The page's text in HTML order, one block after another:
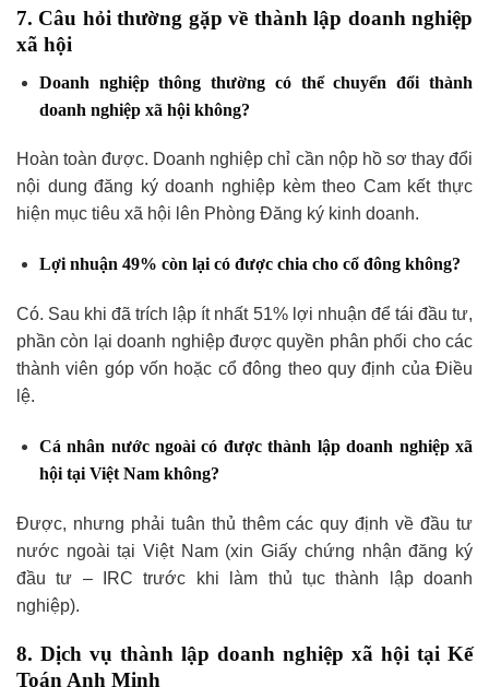
7. Câu hỏi thường gặp về thành lập doanh nghiệp
xã hội
Doanh nghiệp thông thường có thể chuyển đổi thành
doanh nghiệp xã hội không?
Hoàn toàn được. Doanh nghiệp chỉ cần nộp hồ sơ thay đổi
nội dung đăng ký doanh nghiệp kèm theo Cam kết thực
hiện mục tiêu xã hội lên Phòng Đăng ký kinh doanh.
Lợi nhuận 49% còn lại có được chia cho cổ đông không?
Có. Sau khi đã trích lập ít nhất 51% lợi nhuận để tái đầu tư,
phần còn lại doanh nghiệp được quyền phân phối cho các
thành viên góp vốn hoặc cổ đông theo quy định của Điều
lệ.
Cá nhân nước ngoài có được thành lập doanh nghiệp xã
hội tại Việt Nam không?
Được, nhưng phải tuân thủ thêm các quy định về đầu tư
nước ngoài tại Việt Nam (xin Giấy chứng nhận đăng ký
đầu tư – IRC trước khi làm thủ tục thành lập doanh
nghiệp).
8. Dịch vụ thành lập doanh nghiệp xã hội tại Kế
Toán Anh Minh